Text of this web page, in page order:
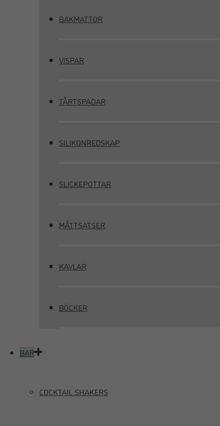
BAKMATTOR
VISPAR
TÅRTSPADAR
SILIKONREDSKAP
SLICKEPOTTAR
MÅTTSATSER
KAVLAR
BÖCKER
BAR
COCKTAIL SHAKERS